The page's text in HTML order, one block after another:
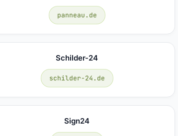
panneau.de
Schilder-24
schilder-24.de
Sign24